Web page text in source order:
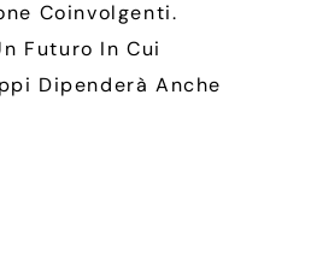
Coinvolgenti.
Futuro In Cui
Dipenderà Anche